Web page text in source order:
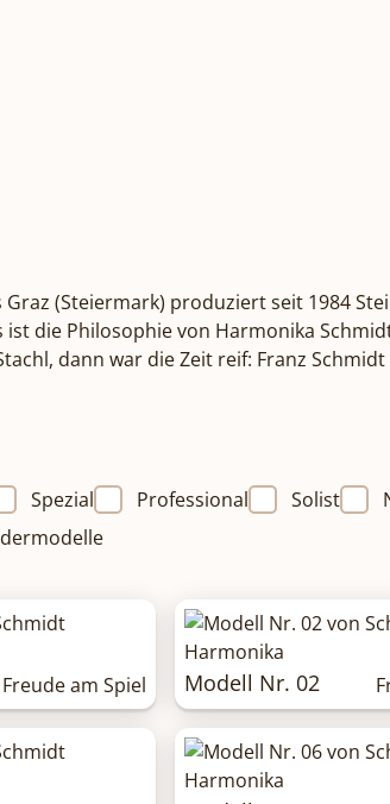
Graz (Steiermark) produziert seit 1984
ist die Philosophie von Harmonika
dann war die Zeit reif: Franz
Spezial Professional Solist
Freude am Spiel Modell Nr. 02